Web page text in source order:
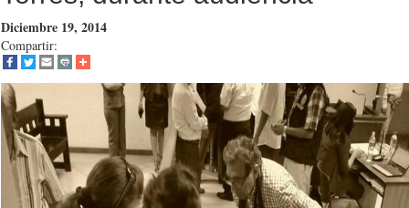
Diciembre 19, 2014
Compartir: